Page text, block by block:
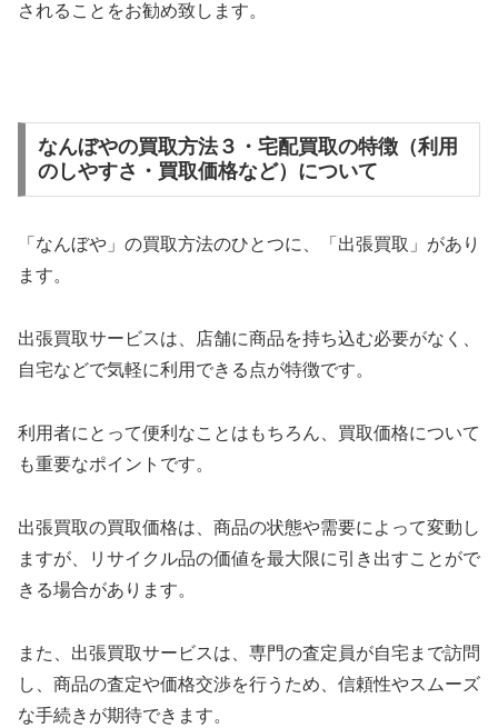
されることをお勧め致します。
なんぼやの買取方法３・宅配買取の特徴（利用
のしやすさ・買取価格など）について
「なんぼや」の買取方法のひとつに、「出張買取」があり
ます。
出張買取サービスは、店舗に商品を持ち込む必要がなく、
自宅などで気軽に利用できる点が特徴です。
利用者にとって便利なことはもちろん、買取価格について
も重要なポイントです。
出張買取の買取価格は、商品の状態や需要によって変動し
ますが、リサイクル品の価値を最大限に引き出すことがで
きる場合があります。
また、出張買取サービスは、専門の査定員が自宅まで訪問
し、商品の査定や価格交渉を行うため、信頼性やスムーズ
な手続きが期待できます。